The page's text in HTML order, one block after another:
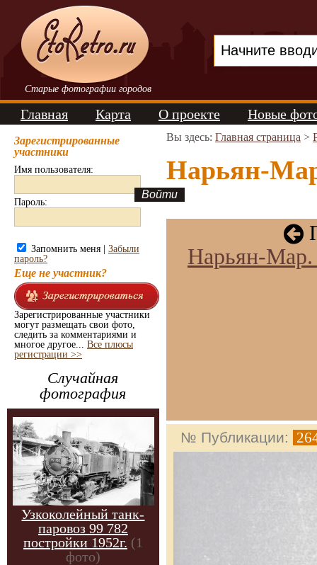
Старые фотографии городов
Главная Карта О проекте Новые
Зарегистрированные
участники
Имя пользователя:
Пароль:
Запомнить меня | Забыли
пароль?
Еще не участник?
Зарегистрированные участники
могут размещать свои фото,
следить за комментариями и
многое другое... Все плюсы
регистрации >>
Случайная
фотография
Узкоколейный танк-
паровоз 99 782
постройки 1952г. (1
фото)
Вы здесь: Главная страница >
Нарьян-
Нарьян-Мар.
№ Публикации: